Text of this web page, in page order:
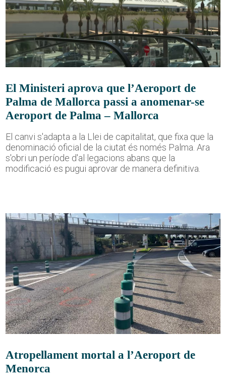
El Ministeri aprova que l’Aeroport de
Palma de Mallorca passi a anomenar-se
Aeroport de Palma – Mallorca
El canvi s'adapta a la Llei de capitalitat, que fixa que la
denominació oficial de la ciutat és només Palma. Ara
s'obri un període d'al·legacions abans que la
modificació es pugui aprovar de manera definitiva.
Atropellament mortal a l’Aeroport de
Menorca